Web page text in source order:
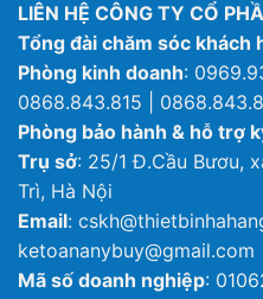
LIÊN HỆ CÔNG TY CỔ
Tổng đài chăm sóc khách
Phòng kinh doanh:
0868.843.815 |
Phòng bảo hành & hỗ trợ
Trụ sở: 25/1 Đ.Cầu Bươu,
Trì, Hà Nội
Email:
ketoananybuy@gmail.com
Mã số doanh nghiệp: